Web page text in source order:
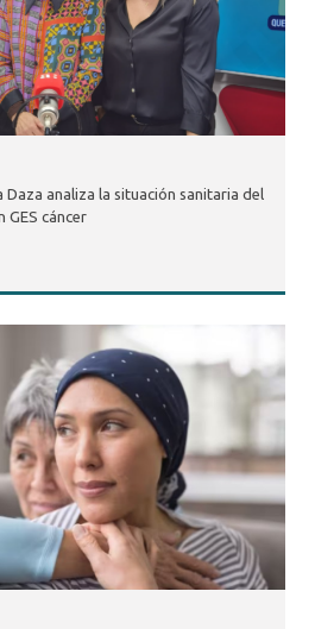
Daza analiza la situación sanitaria del
GES cáncer